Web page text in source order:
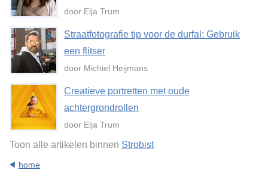
door Elja Trum
Straatfotografie tip voor de durfal: Gebruik
een flitser
door Michiel Heijmans
Creatieve portretten met oude
achtergrondrollen
door Elja Trum
Toon alle artikelen binnen Strobist
home